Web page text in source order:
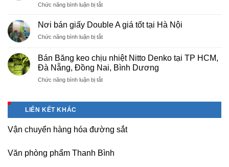
PE
nhà
khu
nghiệp
Bắc
Long,
Bài
Nội
Chức năng bình luận bị tắtở
máy
photocopy
tại
Nội
giá
uy
nghề
Nơi bán giấy Double A giá tốt tại Hà Nội
Chức năng bình luận bị tắtở
giấy
Double
A
Bán Băng keo chịu nhiệt Nitto Denko tại TP HCM,
Đà Nẵng, Đồng Nai, Bình Dương
Chức năng bình luận bị tắtở
Nitto
tại
TP
LIÊN KẾT KHÁC
Vận chuyển hàng hóa đường sắt
Văn phòng phẩm Thanh Bình